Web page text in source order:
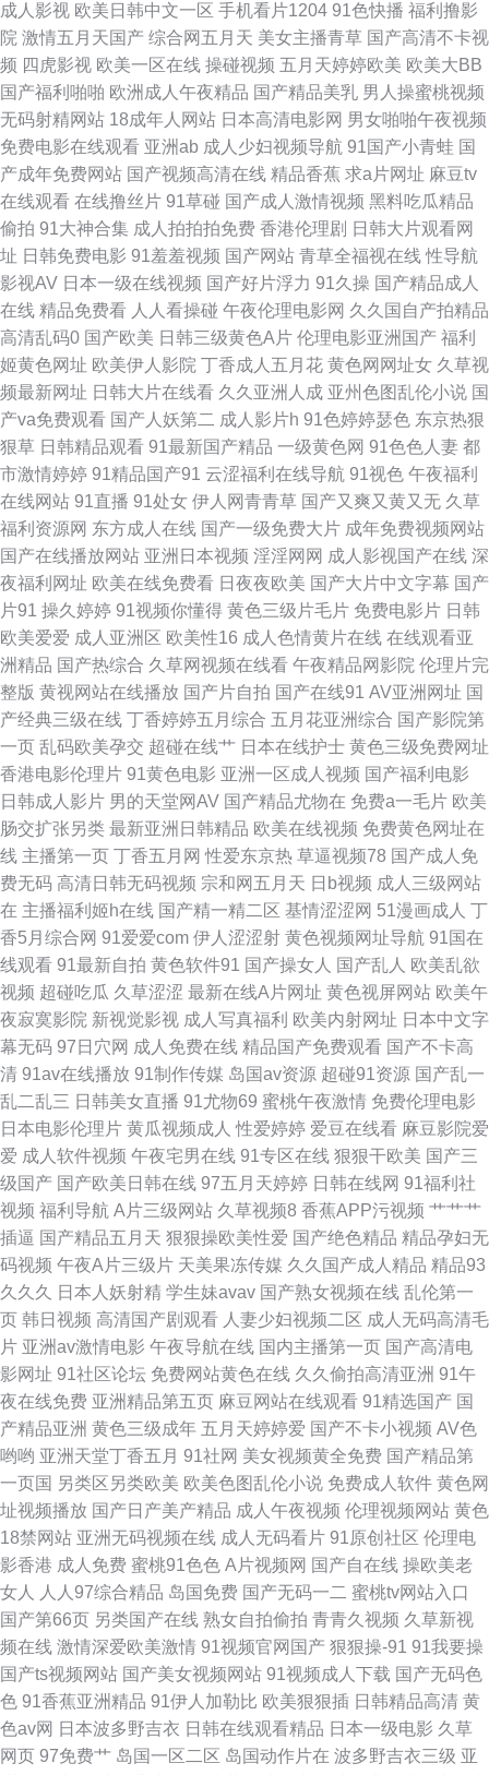
产三级片视频 狼友专区 日本91视免费 性爱成人午夜 变态AV网站 黑丝色片
色播视频 欧美网站 无码AV福利 91看片免费下载 肏屄高清视频不卡 国产足
交网站 免费的成人91 日韩欧美综合色片 91夫妻原创久久 超碰在线免费97
黄色爱片 人妖啪啪网站 香蕉视频偷拍 91在线网页视频 成人羞羞午夜 黄色片
子看看 欧美小性爱 午夜小影视 91在线精品视频 东方亚洲色图91 老湿影院免
费69 日本午夜福利影院 综合激情导航 www国产传媒 国产青青草精品 男人
天堂黄色 午夜激情久久激情 91资源共享视频 抖阴一二区 久久国产精品人夷
日韩av激情短篇 亚洲另类中 97久草热 东方av超碰 久久国内精品 神马午夜激
情 91丝袜福利 成人一级影片 久草社区在线 人妖操人妖 亚州中国色情 97人
妻在线视频 激情福利导航 日韩av首页 91cn入口 成人秘密网站 萌白酱在线
午夜三级网站 91线看视频 大香蕉久久 久草精品在线 人妖丝袜 香蕉超碰 91
午夜电影 浮力麻豆影院 日本精品VA网站 91经典三级 国产第一二页 麻豆传
媒网站 三级在线网址 91成人软件 超碰从插 极品欧美 日本不卡不卡不卡 51
黑料精品 超碰碰人人妻 久草网址 三级AV免费 足交丝袜在线视频 成人AⅤ 老
湿机操 视频91网址 91久色 成人电影国产MV 久久人阁 先锋资源久久 99热爱
豆 黄色三级免费网址 青青操黄色网址 亚洲激情性爱 白丝后入屁内射 日本在
www电影 97资原总站 国产嫖妓自拍 高清无码色情导航 日韩区二区 91国产
尤物 国产精品电影推荐 欧美性爱中文字幕 影音先锋99爱 肏屄图片吴梦梦 九
九肏肏 日韩av成人网站 91网站永久 国产性交网 欧亚韩日 伊人超碰在线 波
多野吉衣家91 精品呦呦呦 日韩狼友网 91国产免费视频 成人剧场小视d 欧美
成人影视 欧美日韩中文一区 手机看片1204 91色快播 福利撸影
院 激情五月天国产 综合网五月天 美女主播青草 国产高清不卡视
频 四虎影视 欧美一区在线 操碰视频 五月天婷婷欧美 欧美大BB
国产福利啪啪 欧洲成人午夜精品 国产精品美乳 男人操蜜桃视频
无码射精网站 18成年人网站 日本高清电影网 男女啪啪午夜视频
免费电影在线观看 亚洲ab 成人少妇视频导航 91国产小青蛙 国
产成年免费网站 国产视频高清在线 精品香蕉 求a片网址 麻豆tv
在线观看 在线撸丝片 91草碰 国产成人激情视频 黑料吃瓜精品
偷拍 91大神合集 成人拍拍拍免费 香港伦理剧 日韩大片观看网
址 日韩免费电影 91羞羞视频 国产网站 青草全福视在线 性导航
影视AV 日本一级在线视频 国产好片浮力 91久操 国产精品成人
在线 精品免费看 人人看操碰 午夜伦理电影网 久久国自产拍精品
高清乱码0 国产欧美 日韩三级黄色A片 伦理电影亚洲国产 福利
姬黄色网址 欧美伊人影院 丁香成人五月花 黄色网网址女 久草视
频最新网址 日韩大片在线看 久久亚洲人成 亚州色图乱伦小说 国
产va免费观看 国产人妖第二 成人影片h 91色婷婷瑟色 东京热狠
狠草 日韩精品观看 91最新国产精品 一级黄色网 91色色人妻 都
市激情婷婷 91精品国产91 云涩福利在线导航 91视色 午夜福利
在线网站 91直播 91处女 伊人网青青草 国产又爽又黄又无 久草
福利资源网 东方成人在线 国产一级免费大片 成年免费视频网站
国产在线播放网站 亚洲日本视频 淫淫网网 成人影视国产在线 深
夜福利网址 欧美在线免费看 日夜夜欧美 国产大片中文字幕 国产
片91 操久婷婷 91视频你懂得 黄色三级片毛片 免费电影片 日韩
欧美爱爱 成人亚洲区 欧美性16 成人色情黄片在线 在线观看亚
洲精品 国产热综合 久草网视频在线看 午夜精品网影院 伦理片完
整版 黄视网站在线播放 国产片自拍 国产在线91 AV亚洲网址 国
产经典三级在线 丁香婷婷五月综合 五月花亚洲综合 国产影院第
一页 乱码欧美孕交 超碰在线艹 日本在线护士 黄色三级免费网址
香港电影伦理片 91黄色电影 亚洲一区成人视频 国产福利电影
日韩成人影片 男的天堂网AV 国产精品尤物在 免费a一毛片 欧美
肠交扩张另类 最新亚洲日韩精品 欧美在线视频 免费黄色网址在
线 主播第一页 丁香五月网 性爱东京热 草逼视频78 国产成人免
费无码 高清日韩无码视频 宗和网五月天 日b视频 成人三级网站
在 主播福利姬h在线 国产精一精二区 基情涩涩网 51漫画成人 丁
香5月综合网 91爱爱com 伊人涩涩射 黄色视频网址导航 91国在
线观看 91最新自拍 黄色软件91 国产操女人 国产乱人 欧美乱欲
视频 超碰吃瓜 久草涩涩 最新在线A片网址 黄色视屏网站 欧美午
夜寂寞影院 新视觉影视 成人写真福利 欧美内射网址 日本中文字
幕无码 97日穴网 成人免费在线 精品国产免费观看 国产不卡高
清 91av在线播放 91制作传媒 岛国av资源 超碰91资源 国产乱一
乱二乱三 日韩美女直播 91尤物69 蜜桃午夜激情 免费伦理电影
日本电影伦理片 黄瓜视频成人 性爱婷婷 爱豆在线看 麻豆影院爱
爱 成人软件视频 午夜宅男在线 91专区在线 狠狠干欧美 国产三
级国产 国产欧美日韩在线 97五月天婷婷 日韩在线网 91福利社
视频 福利导航 A片三级网站 久草视频8 香蕉APP污视频 艹艹艹
插逼 国产精品五月天 狠狠操欧美性爱 国产绝色精品 精品孕妇无
码视频 午夜A片三级片 天美果冻传媒 久久国产成人精品 精品93
久久久
日本人妖射精 学生妹avav 国产熟女视频在线 乱伦第一
页 韩日视频 高清国产剧观看 人妻少妇视频二区 成人无码高清毛
片 亚洲av激情电影 午夜导航在线 国内主播第一页 国产高清电
影网址 91社区论坛 免费网站黄色在线 久久偷拍高清亚洲 91午
夜在线免费 亚洲精品第五页 麻豆网站在线观看 91精选国产 国
产精品亚洲 黄色三级成年 五月天婷婷爱 国产不卡小视频 AV色
哟哟 亚洲天堂丁香五月 91社网 美女视频黄全免费 国产精品第
一页国 另类区另类欧美 欧美色图乱伦小说 免费成人软件 黄色网
址视频播放 国产日产美产精品 成人午夜视频 伦理视频网站 黄色
18禁网站 亚洲无码视频在线 成人无码看片 91原创社区 伦理电
影香港 成人免费 蜜桃91色色 A片视频网 国产自在线 操欧美老
女人
人人97综合精品 岛国免费 国产无码一二 蜜桃tv网站入口
国产第66页 另类国产在线 熟女自拍偷拍 青青久视频 久草新视
频在线 激情深爱欧美激情 91视频官网国产 狠狠操-91 91我要操
国产ts视频网站 国产美女视频网站 91视频成人下载 国产无码色
色 91香蕉亚洲精品 91伊人加勒比 欧美狠狠插 日韩精品高清 黄
色av网 日本波多野吉衣 日韩在线观看精品 日本一级电影 久草
网页 97免费艹 岛国一区二区 岛国动作片在 波多野吉衣三级 亚